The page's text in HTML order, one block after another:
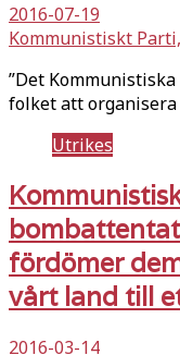
2016-07-19
Kommunistiskt
”Det
folket att
Utrikes
fördömer
vårt land till
2016-03-14